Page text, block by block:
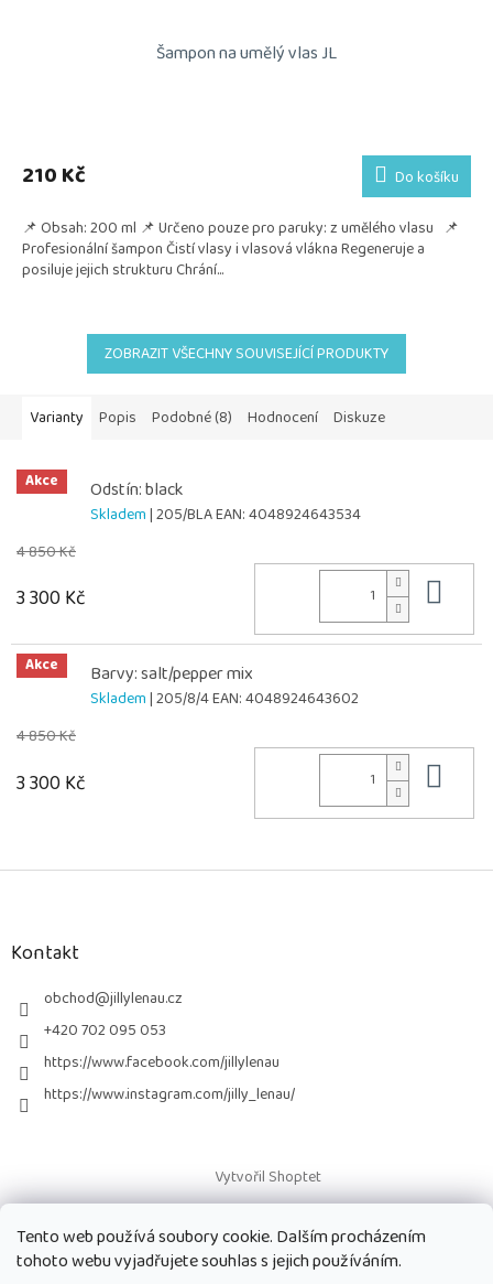
Tento web používá soubory cookie. Dalším procházením
tohoto webu vyjadřujete souhlas s jejich používáním.
Šampon na umělý vlas JL
210 Kč Do košíku
📌 Obsah: 200 ml 📌 Určeno pouze pro paruky: z umělého vlasu 📌
Profesionální šampon Čistí vlasy i vlasová vlákna Regeneruje a
posiluje jejich strukturu Chrání...
ZOBRAZIT VŠECHNY SOUVISEJÍCÍ PRODUKTY
Varianty Popis Podobné (8) Hodnocení Diskuze
Akce Odstín: black
Skladem| 205/BLAEAN:4048924643534
4 850 Kč
3 300 Kč
Akce Barvy: salt/pepper mix
Skladem| 205/8/4EAN:4048924643602
4 850 Kč
3 300 Kč
Z
Kontakt
obchod@jillylenau.cz
+420 702 095 053
https://www.facebook.com/jillylenau
https://www.instagram.com/jilly_lenau/
Vytvořil Shoptet
Copyright 2026Paruky Jilly Lenau s.r.o.. Všechna práva vyhrazena.